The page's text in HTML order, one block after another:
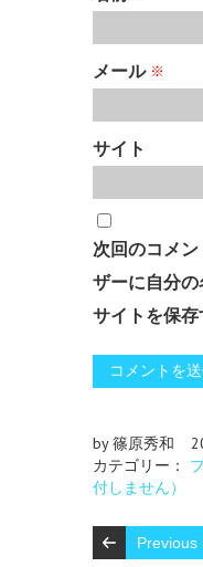
メール ※
サイト
次回のコメ
ザーに自分の
サイトを保存
by 篠原秀和
カテゴリー：
付しません）
Previous